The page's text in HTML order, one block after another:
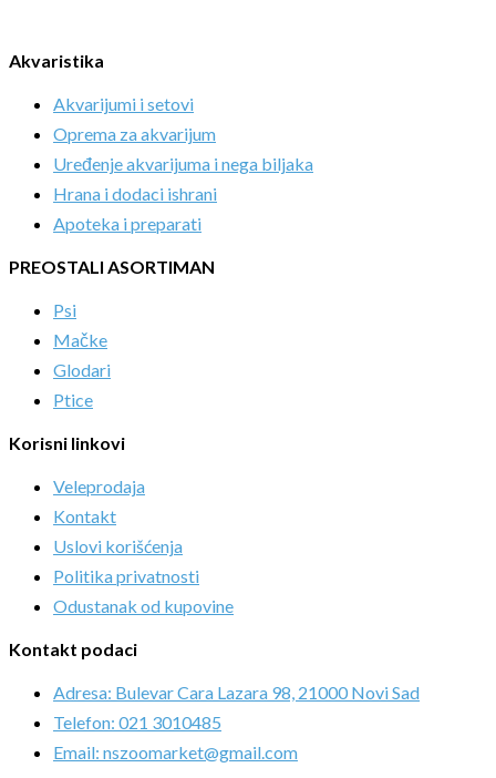
Akvaristika
Akvarijumi i setovi
Oprema za akvarijum
Uređenje akvarijuma i nega biljaka
Hrana i dodaci ishrani
Apoteka i preparati
PREOSTALI ASORTIMAN
Psi
Mačke
Glodari
Ptice
Korisni linkovi
Veleprodaja
Kontakt
Uslovi korišćenja
Politika privatnosti
Odustanak od kupovine
Kontakt podaci
Adresa: Bulevar Cara Lazara 98, 21000 Novi Sad
Telefon: 021 3010485
Email: nszoomarket@gmail.com